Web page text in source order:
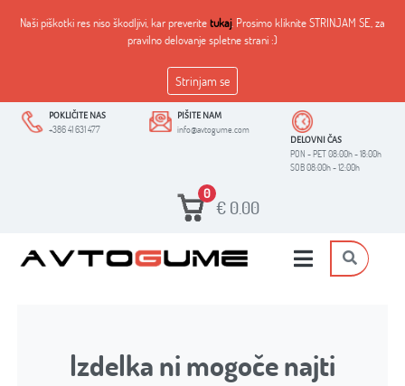
Naši piškotki res niso škodljivi, kar preveritetukaj. Prosimo kliknite STRINJAM SE, za
pravilno delovanje spletne strani :)
Strinjam se
POKLIČITE NAS
+386 41 631 477
PIŠITE NAM
info@avtogume.com
DELOVNI ČAS
PON - PET 08:00h - 18:00h
SOB 08:00h - 12:00h
0
€ 0.00
Izdelka ni mogoče najti